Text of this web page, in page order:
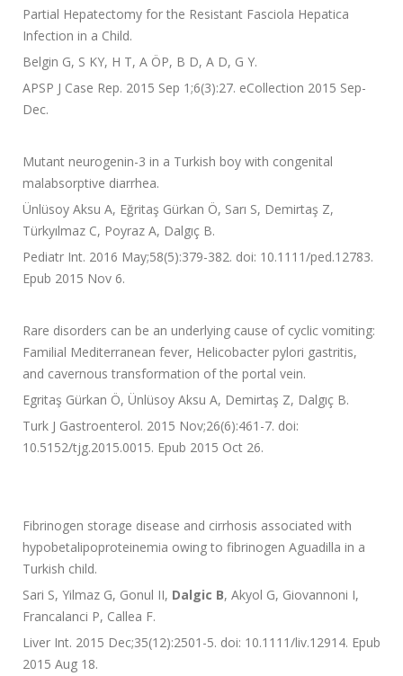
Partial Hepatectomy for the Resistant Fasciola Hepatica
Infection in a Child.
Belgin G, S KY, H T, A ÖP, B D, A D, G Y.
APSP J Case Rep. 2015 Sep 1;6(3):27. eCollection 2015 Sep-
Dec.
Mutant neurogenin-3 in a Turkish boy with congenital
malabsorptive diarrhea.
Ünlüsoy Aksu A, Eğritaş Gürkan Ö, Sarı S, Demirtaş Z,
Türkyılmaz C, Poyraz A, Dalgıç B.
Pediatr Int. 2016 May;58(5):379-382. doi: 10.1111/ped.12783.
Epub 2015 Nov 6.
Rare disorders can be an underlying cause of cyclic vomiting:
Familial Mediterranean fever, Helicobacter pylori gastritis,
and cavernous transformation of the portal vein.
Egritaş Gürkan Ö, Ünlüsoy Aksu A, Demirtaş Z, Dalgıç B.
Turk J Gastroenterol. 2015 Nov;26(6):461-7. doi:
10.5152/tjg.2015.0015. Epub 2015 Oct 26.
Fibrinogen storage disease and cirrhosis associated with
hypobetalipoproteinemia owing to fibrinogen Aguadilla in a
Turkish child.
Sari S, Yilmaz G, Gonul II, Dalgic B, Akyol G, Giovannoni I,
Francalanci P, Callea F.
Liver Int. 2015 Dec;35(12):2501-5. doi: 10.1111/liv.12914. Epub
2015 Aug 18.